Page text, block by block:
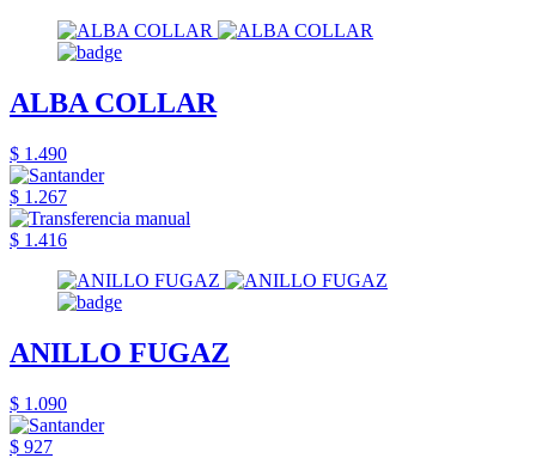
ALBA COLLAR
$ 1.490
$ 1.267
$ 1.416
ANILLO FUGAZ
$ 1.090
$ 927